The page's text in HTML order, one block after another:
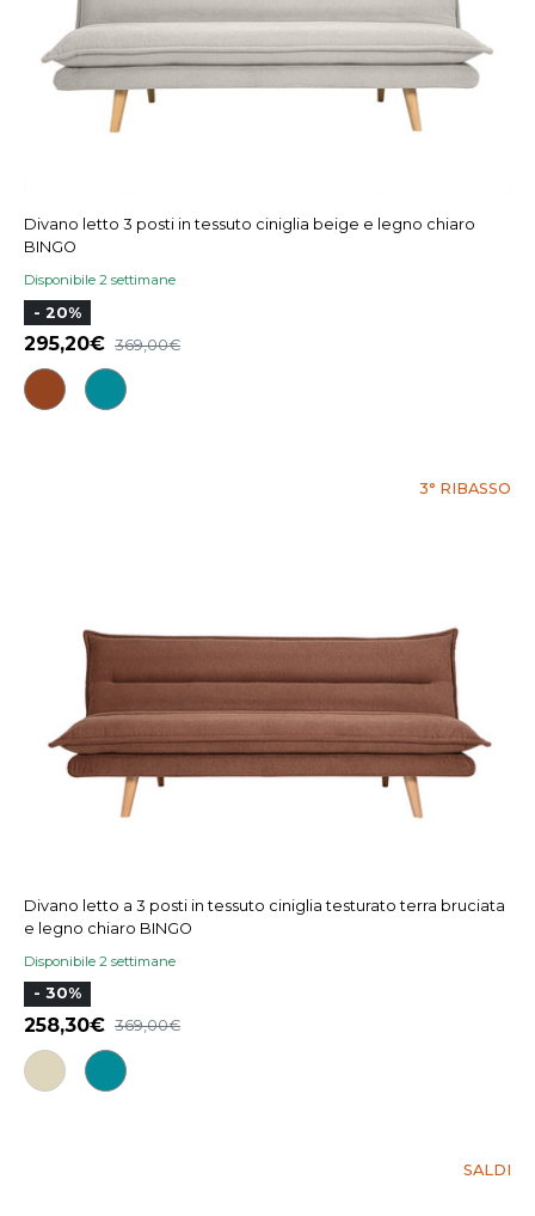
Divano letto 3 posti in tessuto ciniglia beige e legno chiaro
BINGO
Disponibile 2 settimane
- 20%
295,20 369,00
3° RIBASSO
Divano letto a 3 posti in tessuto ciniglia testurato terra bruciata
e legno chiaro BINGO
Disponibile 2 settimane
- 30%
258,30 369,00
SALDI